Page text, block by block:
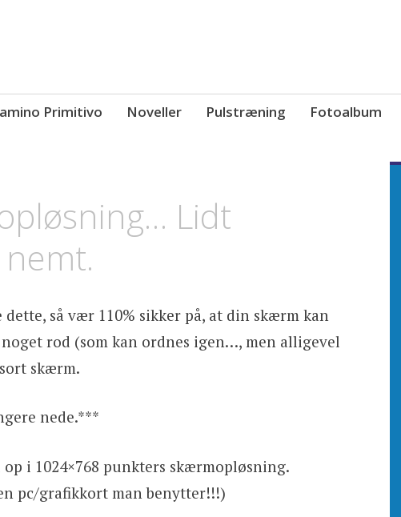
Primitivo Noveller Pulstræning Fotoalbum
Lidt
så vær 110% sikker på, at din skærm kan
rod (som kan ordnes igen…, men alligevel
skærm.
nede.***
i 1024×768 punkters skærmopløsning.
pc/grafikkort man benytter!!!)